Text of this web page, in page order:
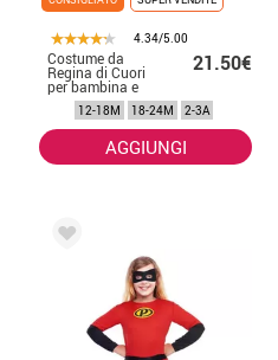
4.34/5.00
Costume da
Regina di Cuori
per bambina e
neonata
21.50€
12-18M 18-24M 2-3A
AGGIUNGI